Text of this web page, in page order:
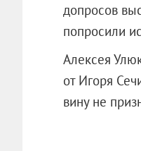
допросов
попросили
Алексея
от Игоря
вину не